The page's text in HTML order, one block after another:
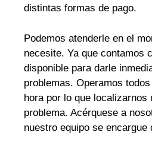
distintas formas de pago.
Podemos atenderle en el
necesite. Ya que contamos
disponible para darle
problemas. Operamos
hora por lo que localizarnos
problema. Acérquese a
nuestro equipo se encargue